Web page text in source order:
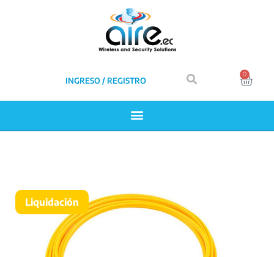
INGRESO / REGISTRO
0
Liquidación